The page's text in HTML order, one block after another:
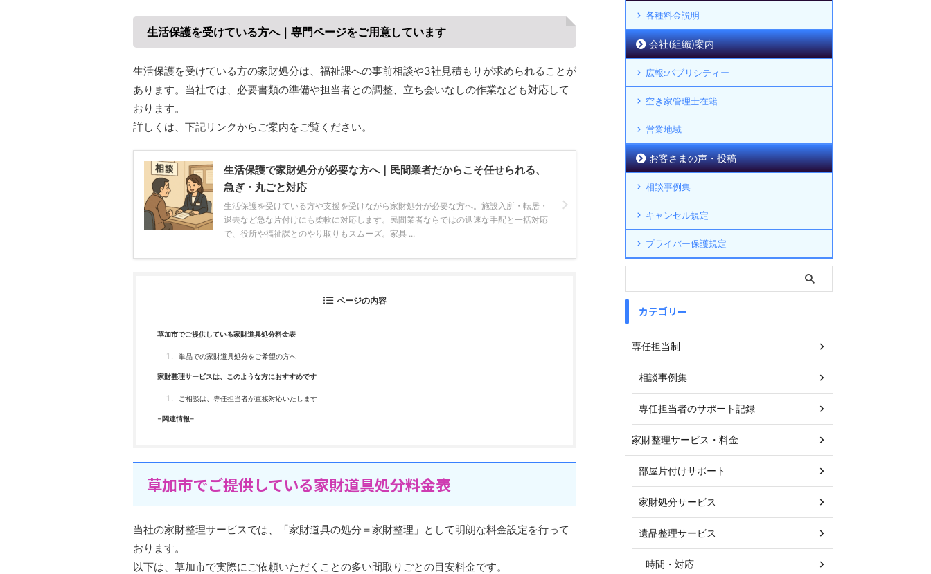
生活保護を受けている方へ｜専門ページをご用意しています
生活保護を受けている方の家財処分は、福祉課への事前相談や3社見積もりが求められることが
あります。当社では、必要書類の準備や担当者との調整、立ち会いなしの作業なども対応して
おります。
詳しくは、下記リンクからご案内をご覧ください。
生活保護で家財処分が必要な方へ｜民間業者だからこそ任せられる、
急ぎ・丸ごと対応
生活保護を受けている方や支援を受けながら家財処分が必要な方へ。施設入所・転居・
退去など急な片付けにも柔軟に対応します。民間業者ならではの迅速な手配と一括対応
で、役所や福祉課とのやり取りもスムーズ。家具 ...
ページの内容
草加市でご提供している家財道具処分料金表
単品での家財道具処分をご希望の方へ
家財整理サービスは、このような方におすすめです
ご相談は、専任担当者が直接対応いたします
=関連情報=
草加市でご提供している家財道具処分料金表
当社の家財整理サービスでは、「家財道具の処分＝家財整理」として明朗な料金設定を行って
おります。
以下は、草加市で実際にご依頼いただくことの多い間取りごとの目安料金です。
各種料金説明
会社(組織)案内
広報:パブリシティー
空き家管理士在籍
営業地域
お客さまの声・投稿
相談事例集
キャンセル規定
プライバー保護規定
カテゴリー
専任担当制
相談事例集
専任担当者のサポート記録
家財整理サービス・料金
部屋片付けサポート
家財処分サービス
遺品整理サービス
時間・対応